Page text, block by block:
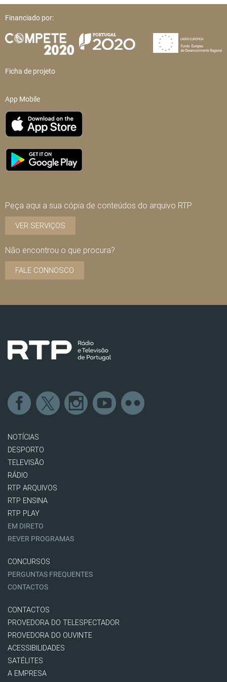
Financiado por:
Ficha de projeto
App Mobile
Peça aqui a sua cópia de conteúdos do arquivo RTP
VER SERVIÇOS
Não encontrou o que procura?
FALE CONNOSCO
NOTÍCIAS
DESPORTO
TELEVISÃO
RÁDIO
RTP ARQUIVOS
RTP ENSINA
RTP PLAY
EM DIRETO
REVER PROGRAMAS
CONCURSOS
PERGUNTAS FREQUENTES
CONTACTOS
CONTACTOS
PROVEDORA DO TELESPECTADOR
PROVEDORA DO OUVINTE
ACESSIBILIDADES
SATÉLITES
A EMPRESA